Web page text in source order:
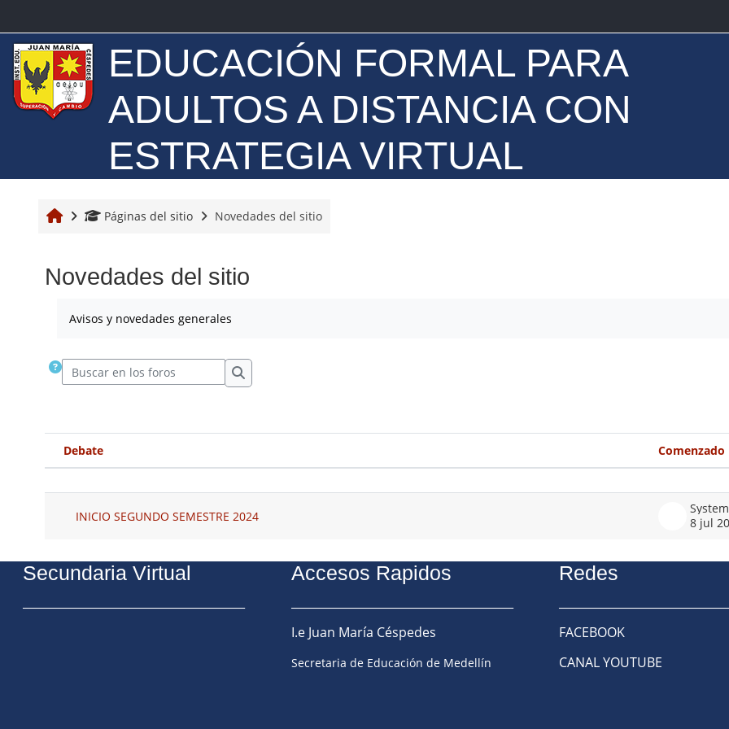
CURSOS
profile,moodle
grades,grades
EDUCACIÓN FORMAL PARA
ADULTOS A DISTANCIA CON
ESTRATEGIA VIRTUAL
InicioPáginas del sitio Novedades del sitio
Novedades del sitio
Avisos y novedades generales
Buscar en los foros
Buscar en los foros
Estado
Debate Comenzado
INICIO SEGUNDO SEMESTRE 2024
8 jul
Secundaria Virtual Accesos Rapidos
I.e Juan María Céspedes
Secretaria de Educación de Medellín
Redes
FACEBOOK
CANAL YOUTUBE